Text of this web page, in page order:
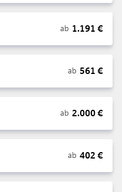
ab 1.191 €
ab 561 €
ab 2.000€
ab 402 €